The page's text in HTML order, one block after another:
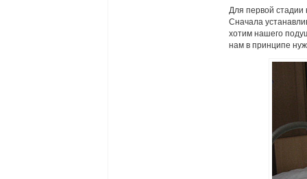
Для первой стадии
Сначала
хотим нашего
нам в принципе